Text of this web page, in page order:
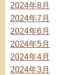
2024年8月
2024年7月
2024年6月
2024年5月
2024年4月
2024年3月